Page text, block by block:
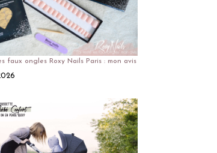
faux ongles Roxy Nails Paris : mon avis